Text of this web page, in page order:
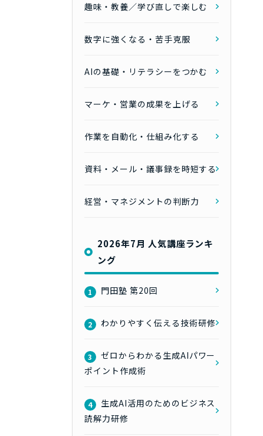
趣味・教養／学び直しで楽しむ
数字に強くなる・苦手克服
AIの基礎・リテラシーをつかむ
マーケ・営業の成果を上げる
作業を自動化・仕組み化する
資料・メール・議事録を時短する
経営・マネジメントの判断力
2026年7月 人気講座ランキ
ング
1 門田塾 第20回
2 わかりやすく伝える技術研修
3
ゼロからわかる生成AIパワー
ポイント作成術
4
生成AI活用のためのビジネス
読解力研修